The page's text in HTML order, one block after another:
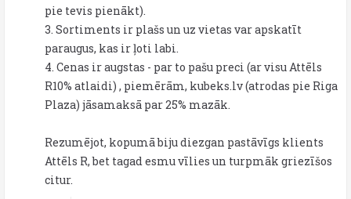
pie tevis pienākt).
3. Sortiments ir plašs un uz vietas var apskatīt
paraugus, kas ir ļoti labi.
4. Cenas ir augstas - par to pašu preci (ar visu Attēls
R10% atlaidi) , piemērām, kubeks.lv (atrodas pie Riga
Plaza) jāsamaksā par 25% mazāk.
Rezumējot, kopumā biju diezgan pastāvīgs klients
Attēls R, bet tagad esmu vīlies un turpmāk griezīšos
citur.